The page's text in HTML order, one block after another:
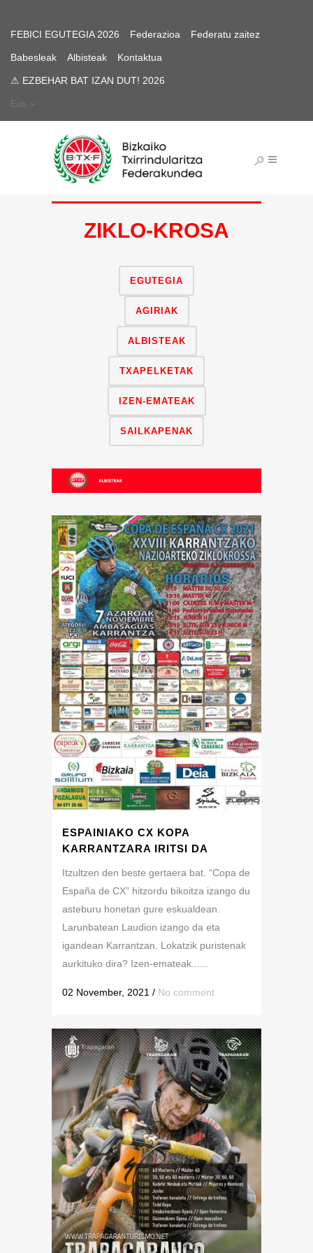
FEBICI EGUTEGIA 2026 Federazioa Federatu zaitez
Babesleak Albisteak Kontaktua
⚠ EZBEHAR BAT IZAN DUT! 2026
Eus
ZIKLO-KROSA
EGUTEGIA
AGIRIAK
ALBISTEAK
TXAPELKETAK
IZEN-EMATEAK
SAILKAPENAK
ESPAINIAKO CX KOPA
KARRANTZARA IRITSI DA
Itzultzen den beste gertaera bat. “Copa de
España de CX” hitzordu bikoitza izango du
asteburu honetan gure eskualdean.
Larunbatean Laudion izango da eta
igandean Karrantzan. Lokatzik puristenak
aurkituko dira? Izen-emateak......
02 November, 2021 / No comment